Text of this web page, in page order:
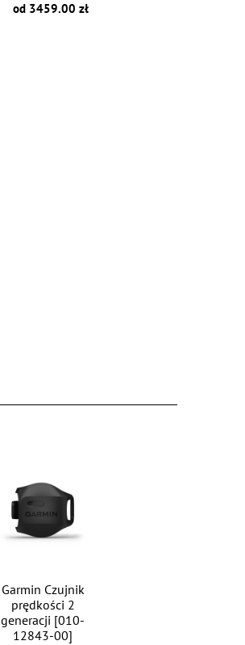
od 3459.00 zł
Garmin Czujnik
prędkości 2
generacji [010-
12843-00]